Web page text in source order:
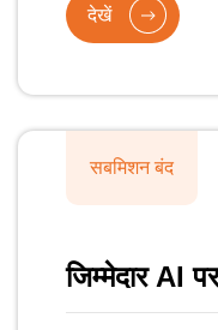
देखें
सबमिशन बंद
जिम्मेदार AI